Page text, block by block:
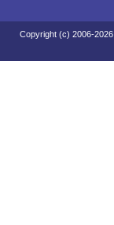
Copyright (c) 2006-